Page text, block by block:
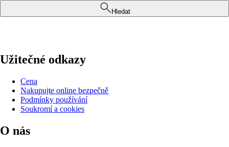
Hledat
Užitečné odkazy
Cena
Nakupujte online bezpečně
Podmínky používání
Soukromí a cookies
O nás